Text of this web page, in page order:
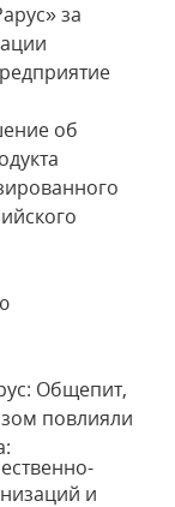
за
об
Общепит,
повлияли
и